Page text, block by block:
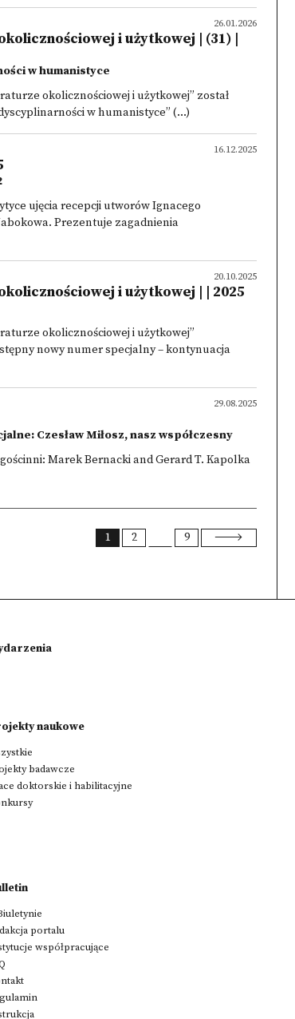
26.01.2026
i użytkowej | (31) |
w humanistyce
okolicznościowej i użytkowej” został
w humanistyce” (...)
16.12.2025
ujęcia recepcji utworów Ignacego
Prezentuje zagadnienia
20.10.2025
i użytkowej | | 2025
okolicznościowej i użytkowej”
nowy numer specjalny – kontynuacja
29.08.2025
Czesław Miłosz, nasz współczesny
Marek Bernacki and Gerard T. Kapolka
1 2 9
naukowe
badawcze
doktorskie i habilitacyjne
portalu
współpracujące